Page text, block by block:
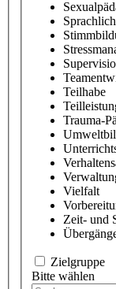
Teilhabe
Trauma-
Vielfalt
Zeit- und
Zielgruppe
Bitte wählen